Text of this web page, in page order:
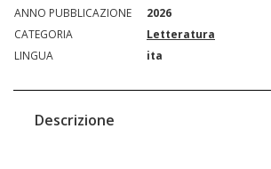
ANNO PUBBLICAZIONE
2026
CATEGORIA
Letteratura
LINGUA
ita
Descrizione